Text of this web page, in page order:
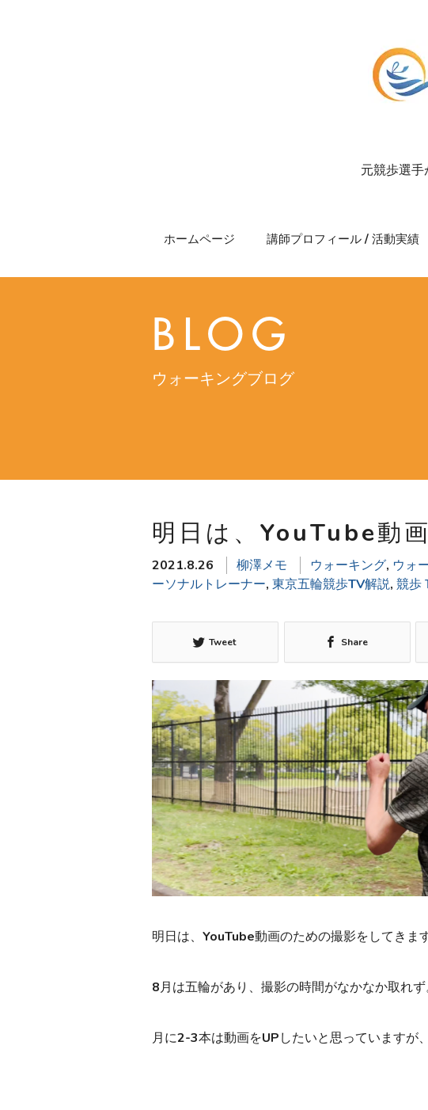
元競歩選
ホームページ 講師プロフィール / 活動実績
BLOG
ウォーキングブログ
明日は、YouTube動
2021.8.26 柳澤メモ ウォーキング, ウォ
ーソナルトレーナー, 東京五輪競歩TV解説, 競歩
Tweet Share
明日は、YouTube動画のための撮影をしてきま
8月は五輪があり、撮影の時間がなかなか取れず
月に2-3本は動画をUPしたいと思っていますが、